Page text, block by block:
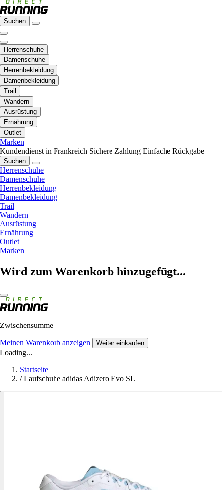
Suchen
Herrenschuhe
Damenschuhe
Herrenbekleidung
Damenbekleidung
Trail
Wandern
Ausrüstung
Ernährung
Outlet
Marken
Kundendienst in Frankreich Sichere Zahlung Einfache Rückgabe
Suchen
Herrenschuhe
Damenschuhe
Herrenbekleidung
Damenbekleidung
Trail
Wandern
Ausrüstung
Ernährung
Outlet
Marken
Wird zum Warenkorb hinzugefügt...
Zwischensumme
Meinen Warenkorb anzeigen Weiter einkaufen
Loading...
Startseite
/ Laufschuhe adidas Adizero Evo SL